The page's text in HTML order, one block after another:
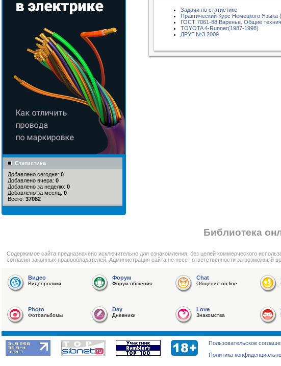
Статистика
Добавлено сегодня: 0
Добавлено вчера: 0
Добавлено за неделю: 0
Добавлено за месяц: 0
Всего: 37082
Задачи по статистике
Практический Курс Немецкого Языка
ГОСТ 7061-88 Варенье. Общие
TOYOTA 4-Runner(1987-1998)
ДРУГ №3 2009
Библиотека
Cодержимое сайта предназначено исключительно для ознакомления, без целей коммерческого
согласия законных правообладателей. Администрация сайта не несет ответственности за
Видео
Видеоролики
Форум
Форум общения
Chat
Общение on-line
Photo
Фотоальбомы
Day
Дневники
Love
Знакомства
Пользовательское
Политика